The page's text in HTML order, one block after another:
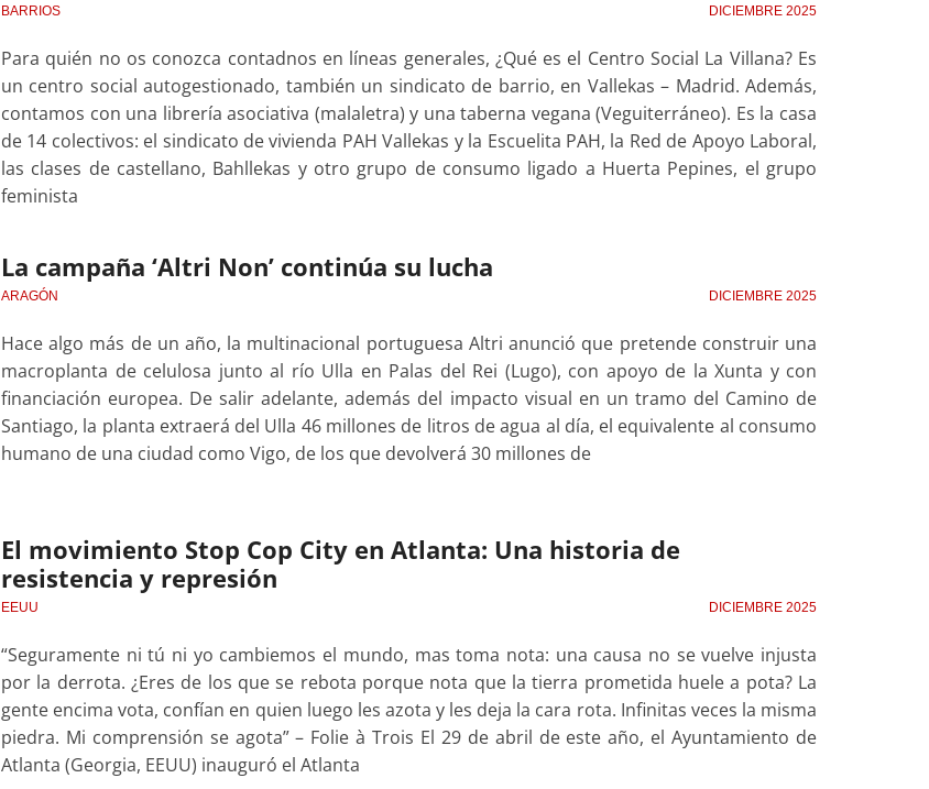
BARRIOS DICIEMBRE 2025
Para quién no os conozca contadnos en líneas generales, ¿Qué es el Centro Social La Villana? Es
un centro social autogestionado, también un sindicato de barrio, en Vallekas – Madrid. Además,
contamos con una librería asociativa (malaletra) y una taberna vegana (Veguiterráneo). Es la casa
de 14 colectivos: el sindicato de vivienda PAH Vallekas y la Escuelita PAH, la Red de Apoyo Laboral,
las clases de castellano, Bahllekas y otro grupo de consumo ligado a Huerta Pepines, el grupo
feminista
La campaña ‘Altri Non’ continúa su lucha
ARAGÓN DICIEMBRE 2025
Hace algo más de un año, la multinacional portuguesa Altri anunció que pretende construir una
macroplanta de celulosa junto al río Ulla en Palas del Rei (Lugo), con apoyo de la Xunta y con
financiación europea. De salir adelante, además del impacto visual en un tramo del Camino de
Santiago, la planta extraerá del Ulla 46 millones de litros de agua al día, el equivalente al consumo
humano de una ciudad como Vigo, de los que devolverá 30 millones de
El movimiento Stop Cop City en Atlanta: Una historia de
resistencia y represión
EEUU DICIEMBRE 2025
“Seguramente ni tú ni yo cambiemos el mundo, mas toma nota: una causa no se vuelve injusta
por la derrota. ¿Eres de los que se rebota porque nota que la tierra prometida huele a pota? La
gente encima vota, confían en quien luego les azota y les deja la cara rota. Infinitas veces la misma
piedra. Mi comprensión se agota” – Folie à Trois El 29 de abril de este año, el Ayuntamiento de
Atlanta (Georgia, EEUU) inauguró el Atlanta